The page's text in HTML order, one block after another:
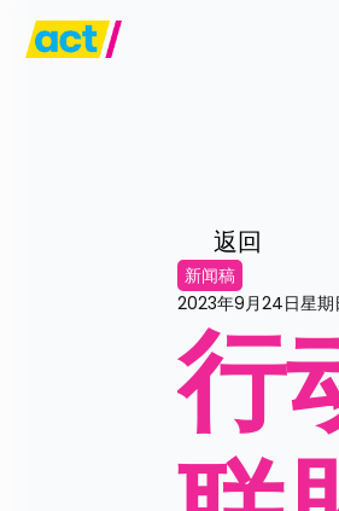
返回
新闻稿
2023年9月24日星期
行